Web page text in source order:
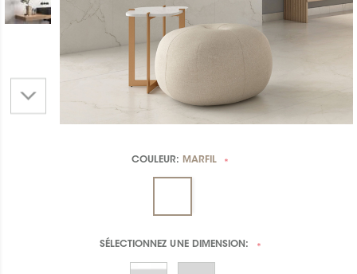
COULEUR: MARFIL *
SÉLECTIONNEZ UNEDIMENSION: *